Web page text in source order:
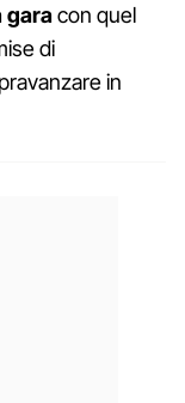
garacon quel
di
in